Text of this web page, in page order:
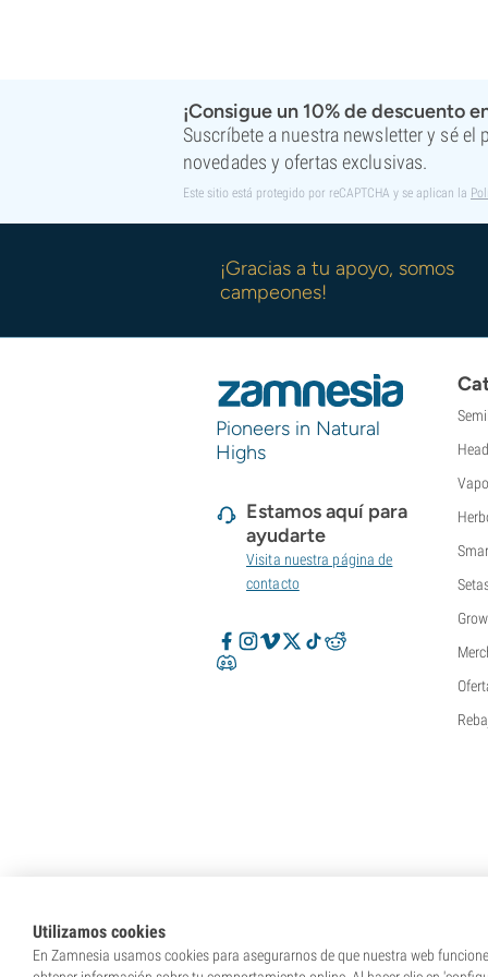
¡Consigue un 10% de descuento
Suscríbete a nuestra newsletter y sé el
novedades y ofertas exclusivas.
Este sitio está protegido por reCAPTCHA y se aplican la
¡Gracias a tu apoyo, somos
campeones!
Pioneers in Natural
Highs
Estamos aquí para
ayudarte
Visita nuestra página de
contacto
Utilizamos cookies
En Zamnesia usamos cookies para asegurarnos de que nuestra web